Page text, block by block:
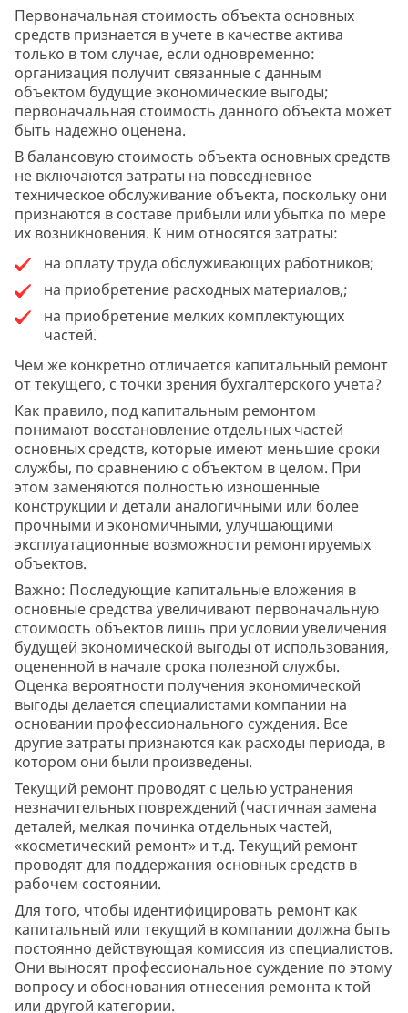
Первоначальная стоимость объекта основных
средств признается в учете в качестве актива
только в том случае, если одновременно:
организация получит связанные с данным
объектом будущие экономические выгоды;
первоначальная стоимость данного объекта может
быть надежно оценена.
В балансовую стоимость объекта основных средств
не включаются затраты на повседневное
техническое обслуживание объекта, поскольку они
признаются в составе прибыли или убытка по мере
их возникновения. К ним относятся затраты:
на оплату труда обслуживающих работников;
на приобретение расходных материалов,;
на приобретение мелких комплектующих
частей.
Чем же конкретно отличается капитальный ремонт
от текущего, с точки зрения бухгалтерского учета?
Как правило, под капитальным ремонтом
понимают восстановление отдельных частей
основных средств, которые имеют меньшие сроки
службы, по сравнению с объектом в целом. При
этом заменяются полностью изношенные
конструкции и детали аналогичными или более
прочными и экономичными, улучшающими
эксплуатационные возможности ремонтируемых
объектов.
Важно: Последующие капитальные вложения в
основные средства увеличивают первоначальную
стоимость объектов лишь при условии увеличения
будущей экономической выгоды от использования,
оцененной в начале срока полезной службы.
Оценка вероятности получения экономической
выгоды делается специалистами компании на
основании профессионального суждения. Все
другие затраты признаются как расходы периода, в
котором они были произведены.
Текущий ремонт проводят с целью устранения
незначительных повреждений (частичная замена
деталей, мелкая починка отдельных частей,
«косметический ремонт» и т.д. Текущий ремонт
проводят для поддержания основных средств в
рабочем состоянии.
Для того, чтобы идентифицировать ремонт как
капитальный или текущий в компании должна быть
постоянно действующая комиссия из специалистов.
Они выносят профессиональное суждение по этому
вопросу и обоснования отнесения ремонта к той
или другой категории.